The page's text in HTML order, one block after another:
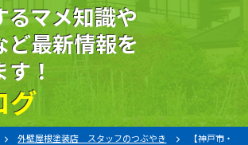
るマメ知識や
ど最新情報を
！
グ
外壁屋根塗装店 スタッフのつぶやき
【神戸市・